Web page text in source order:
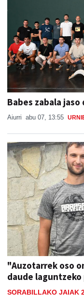
Babes zabala jaso
Aiurri abu 07, 13:55
"Auzotarrek oso
daude
SORABILLAKO JAIAK